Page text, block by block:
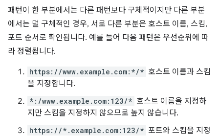
패턴이 한 부분에서는 다른 패턴보다 구체적이지만 다른 부분
에서는 덜 구체적인 경우, 서로 다른 부분은 호스트 이름, 스킴,
포트 순서로 확인됩니다. 예를 들어 다음 패턴은 우선순위에 따
라 정렬됩니다.
https://www.example.com:*/* 호스트 이름과 스킴
을 지정합니다.
*:/www.example.com:123/* 호스트 이름을 지정하
지만 스킴을 지정하지 않으므로 높지 않습니다.
https://*.example.com:123/* 포트와 스킴을 지정